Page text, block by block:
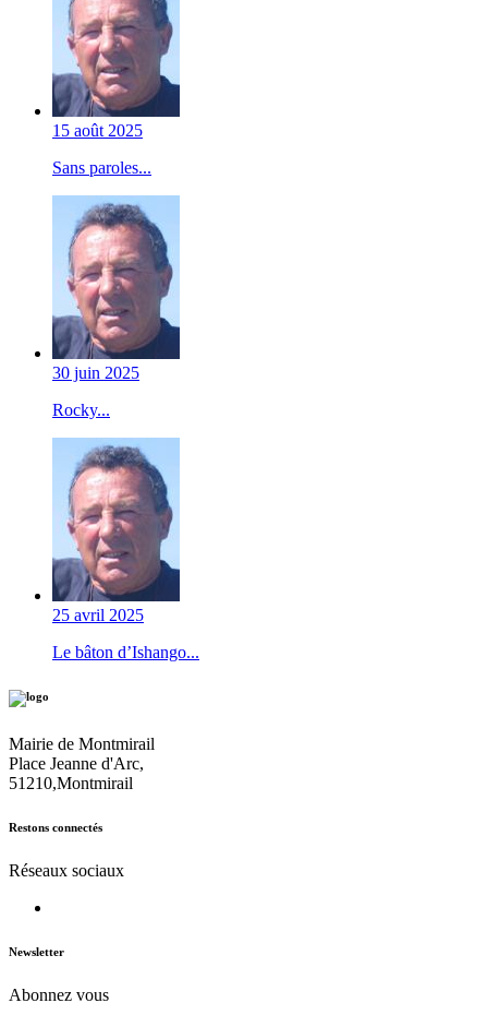
15 août 2025
Sans paroles...
30 juin 2025
Rocky...
25 avril 2025
Le bâton d’Ishango...
Mairie de Montmirail
Place Jeanne d'Arc,
51210,Montmirail
Restons connectés
Réseaux sociaux
Newsletter
Abonnez vous